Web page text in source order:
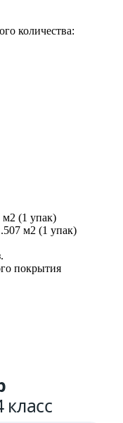
количества:
м2 (1 упак)
м2 (1 упак)
покрытия
класс